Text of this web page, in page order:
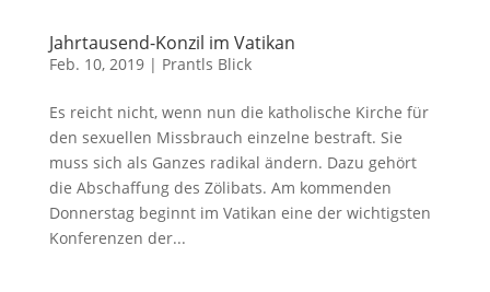
Jahrtausend-Konzil im Vatikan
Feb. 10, 2019| Prantls Blick
Es reicht nicht, wenn nun die katholische Kirche für
den sexuellen Missbrauch einzelne bestraft. Sie
muss sich als Ganzes radikal ändern. Dazu gehört
die Abschaffung des Zölibats. Am kommenden
Donnerstag beginnt im Vatikan eine der wichtigsten
Konferenzen der...